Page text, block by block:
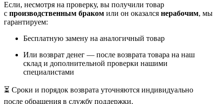
Если, несмотря на проверку, вы получили товар
с производственным браком или он оказался нерабочим, мы
гарантируем:
Бесплатную замену на аналогичный товар
Или возврат денег — после возврата товара на наш
склад и дополнительной проверки нашими
специалистами
⏳ Сроки и порядок возврата уточняются индивидуально
после обращения в службу поддержки.